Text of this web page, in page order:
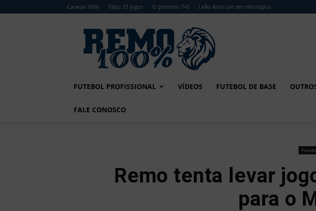
Caracas 1950 Tabu 33 jogos O primeiro 7×0 Leão Azul: um ser mitológico
Remo
FUTEBOL PROFISSIONAL VÍDEOS FUTEBOL DE BASE
FALE CONOSCO
Remo tenta levar
para o